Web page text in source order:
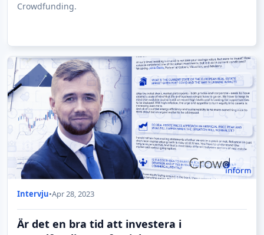
Crowdfunding.
Intervju•Apr 28, 2023
Är det en bra tid att investera i